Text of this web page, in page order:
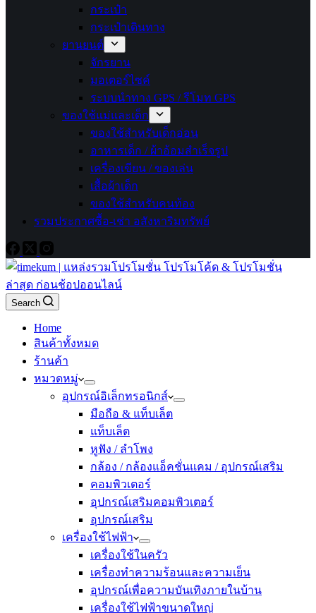
กระเป๋า
กระเป๋าเดินทาง
ยานยนต์
จักรยาน
มอเตอร์ไซค์
ระบบนำทาง GPS / รีโมท GPS
ของใช้แม่และเด็ก
ของใช้สำหรับเด็กอ่อน
อาหารเด็ก / ผ้าอ้อมสำเร็จรูป
เครื่องเขียน / ของเล่น
เสื้อผ้าเด็ก
ของใช้สำหรับคนท้อง
รวมประกาศซื้อ-เช่า อสังหาริมทรัพย์
Search
Home
สินค้าทั้งหมด
ร้านค้า
หมวดหมู่
อุปกรณ์อิเล็กทรอนิกส์
มือถือ & แท็บเล็ต
แท็บเล็ต
หูฟัง / ลำโพง
กล้อง / กล้องแอ็คชั่นแคม / อุปกรณ์เสริม
คอมพิวเตอร์
อุปกรณ์เสริมคอมพิวเตอร์
อุปกรณ์เสริม
เครื่องใช้ไฟฟ้า
เครื่องใช้ในครัว
เครื่องทำความร้อนและความเย็น
อุปกรณ์เพื่อความบันเทิงภายในบ้าน
เครื่องใช้ไฟฟ้าขนาดใหญ่